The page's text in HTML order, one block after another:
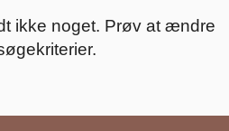
ikke noget. Prøv at ændre